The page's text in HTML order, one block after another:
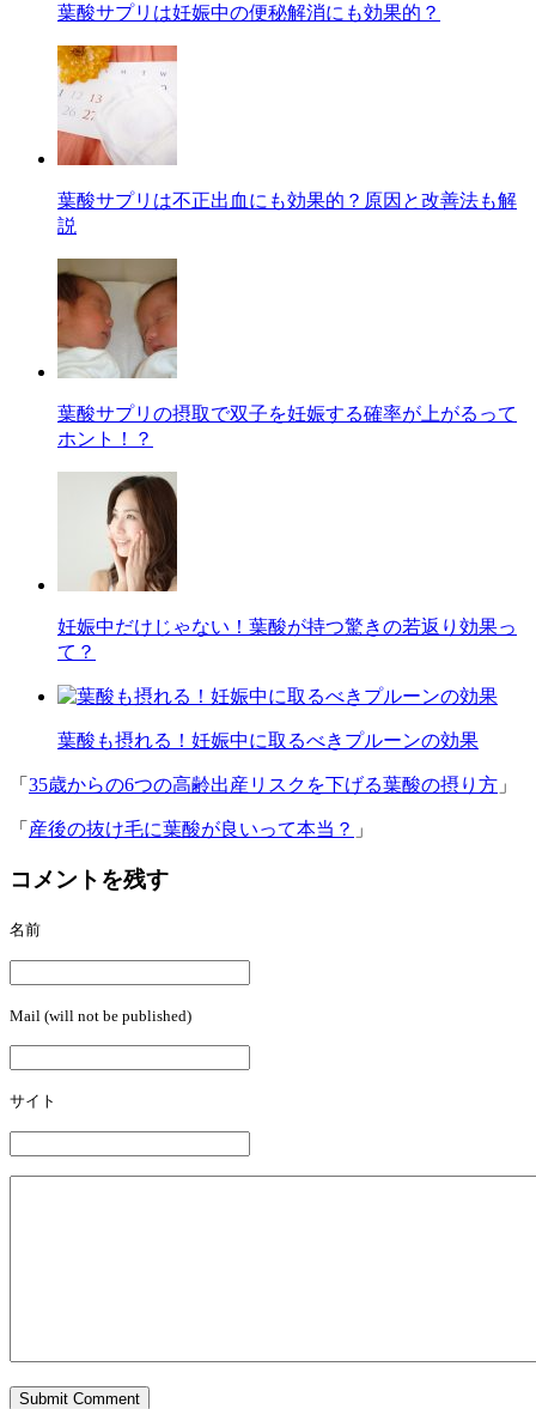
葉酸サプリは妊娠中の便秘解消にも効果的？
葉酸サプリは不正出血にも効果的？原因と改善法も解
説
葉酸サプリの摂取で双子を妊娠する確率が上がるって
ホント！？
妊娠中だけじゃない！葉酸が持つ驚きの若返り効果っ
て？
葉酸も摂れる！妊娠中に取るべきプルーンの効果
「 35歳からの6つの高齢出産リスクを下げる葉酸の摂り方 」
「 産後の抜け毛に葉酸が良いって本当？ 」
コメントを残す
名前
Mail (will not be published)
サイト
Submit Comment